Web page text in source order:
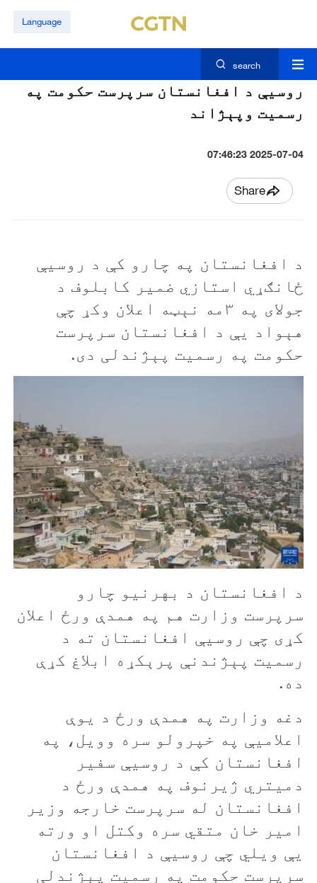
Language
search
روسیې د افغانستان سرپرست حکومت په
رسمیت وپېژاند
2025-07-04 07:46:23
Share
د افغانستان په چارو کې د روسیې
ځانګړي استازي ضمیر کابلوف د
جولای په ۳مه نېټه اعلان وکړ چې
هېواد يې د افغانستان سرپرست
حکومت په رسمیت پېژندلی دی.
د افغانستان د بهرنیو چارو
سرپرست وزارت هم په همدې ورځ اعلان
کړی چې روسیې افغانستان ته د
رسمیت پېژندنې پرېکړه ابلاغ کړې
ده.
دغه وزارت په همدې ورځ د یوې
اعلامیې په خپرولو سره وویل، په
افغانستان کې د روسیې سفیر
دمیتري ژیرنوف په همدې ورځ د
افغانستان له سرپرست خارجه وزیر
امیر خان متقي سره وکتل او ورته
یې ویلي چې روسیې د افغانستان
سرپرست حکومت په رسمیت پېژندلی